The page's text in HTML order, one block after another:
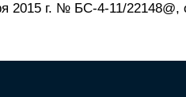
2015 г. № БС-4-11/